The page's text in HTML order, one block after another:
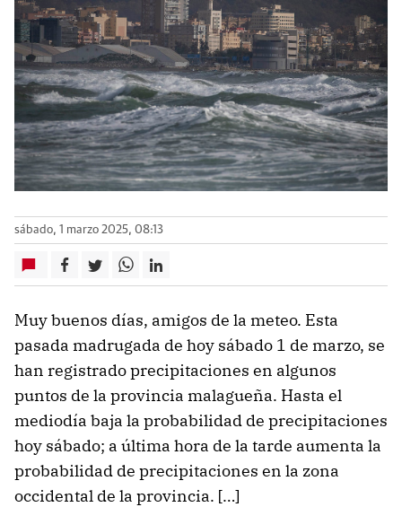
sábado, 1 marzo 2025, 08:13
Muy buenos días, amigos de la meteo. Esta
pasada madrugada de hoy sábado 1 de marzo, se
han registrado precipitaciones en algunos
puntos de la provincia malagueña. Hasta el
mediodía baja la probabilidad de precipitaciones
hoy sábado; a última hora de la tarde aumenta la
probabilidad de precipitaciones en la zona
occidental de la provincia. […]